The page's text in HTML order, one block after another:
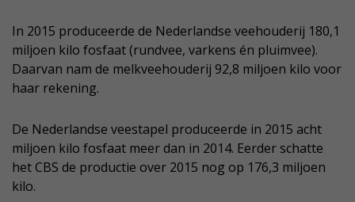
In 2015 produceerde de Nederlandse veehouderij 180,1
miljoen kilo fosfaat (rundvee, varkens én pluimvee).
Daarvan nam de melkveehouderij 92,8 miljoen kilo voor
haar rekening.
De Nederlandse veestapel produceerde in 2015 acht
miljoen kilo fosfaat meer dan in 2014. Eerder schatte
het CBS de productie over 2015 nog op 176,3 miljoen
kilo.